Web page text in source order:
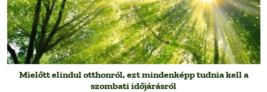
Mielőtt elindul otthonról, ezt mindenképp tudnia kell a
szombati időjárásról